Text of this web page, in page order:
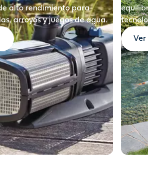
alto rendimiento para
arroyos y juegos de agua.